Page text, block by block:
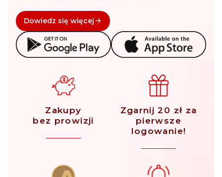
Dowiedz się więcej
Zakupy
bez prowizji
Zgarnij 20 zł za
pierwsze
logowanie!